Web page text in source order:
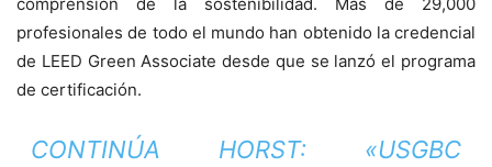
profesionales de todo el mundo han obtenido la credencial
de LEED Green Associate desde que se lanzó el programa
de certificación.
CONTINÚA HORST: «USGBC